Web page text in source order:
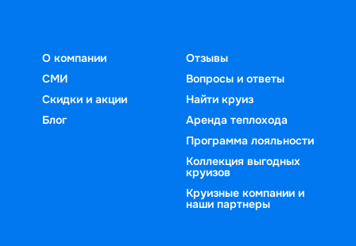
О компании
СМИ
Скидки и акции
Блог
Отзывы
Вопросы и ответы
Найти круиз
Аренда теплохода
Программа лояльности
Коллекция выгодных
круизов
Круизные компании и
наши партнеры